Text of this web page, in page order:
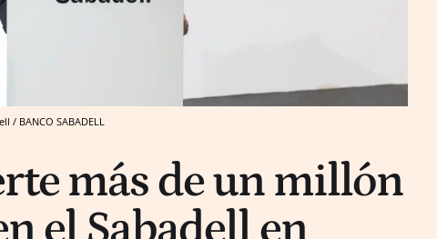
/ BANCO SABADELL
más de un millón